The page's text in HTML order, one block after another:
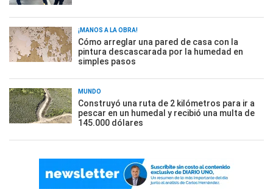
¡MANOS A LA OBRA!
Cómo arreglar una pared de casa con la
pintura descascarada por la humedad en
simples pasos
MUNDO
Construyó una ruta de 2 kilómetros para ir a
pescar en un humedal y recibió una multa de
145.000 dólares